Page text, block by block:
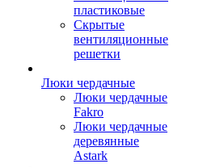
пластиковые
Скрытые
вентиляционные
решетки
Люки чердачные
Люки чердачные
Fakro
Люки чердачные
деревянные
Astark